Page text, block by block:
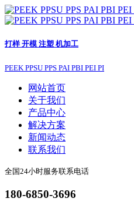
打样 开模 注塑 机加工
PEEK PPSU PPS PAI PBI PEI PI
网站首页
关于我们
产品中心
解决方案
新闻动态
联系我们
全国24小时服务联系电话
180-6850-3696